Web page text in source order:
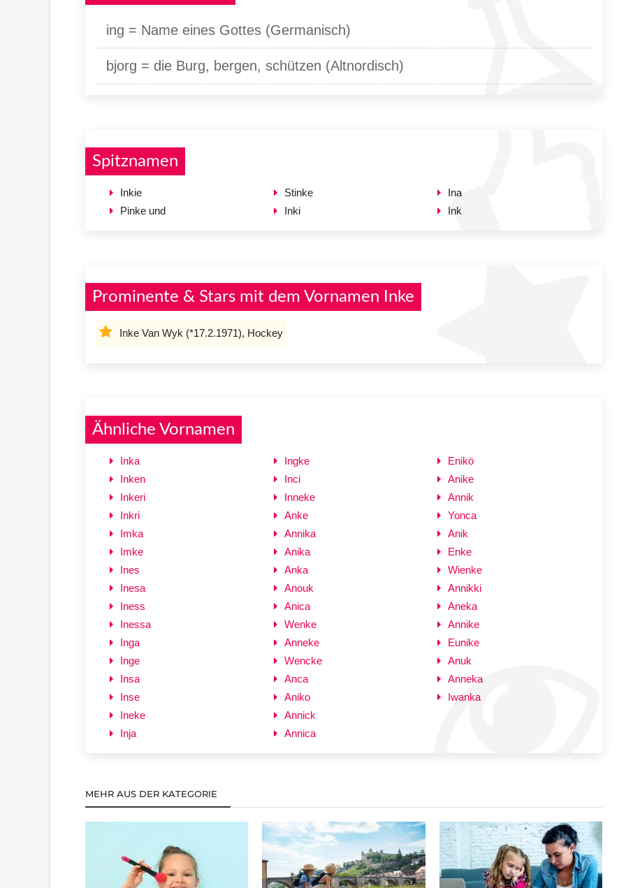
ing = Name eines Gottes (Germanisch)
bjorg = die Burg, bergen, schützen (Altnordisch)
Spitznamen
Inkie
Pinke und
Stinke
Inki
Ina
Ink
Prominente & Stars mit dem Vornamen Inke
Inke Van Wyk (*17.2.1971), Hockey
Ähnliche Vornamen
Inka
Inken
Inkeri
Inkri
Imka
Imke
Ines
Inesa
Iness
Inessa
Inga
Inge
Insa
Inse
Ineke
Inja
Ingke
Inci
Inneke
Anke
Annika
Anika
Anka
Anouk
Anica
Wenke
Anneke
Wencke
Anca
Aniko
Annick
Annica
Enikö
Anike
Annik
Yonca
Anik
Enke
Wienke
Annikki
Aneka
Annike
Eunike
Anuk
Anneka
Iwanka
MEHR AUS DER KATEGORIE